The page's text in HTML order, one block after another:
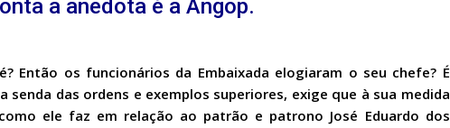
a anedota é a Angop.
Então os funcionários da Embaixada elogiaram o seu chefe? É
senda das ordens e exemplos superiores, exige que à sua medida
ele faz em relação ao patrão e patrono José Eduardo dos